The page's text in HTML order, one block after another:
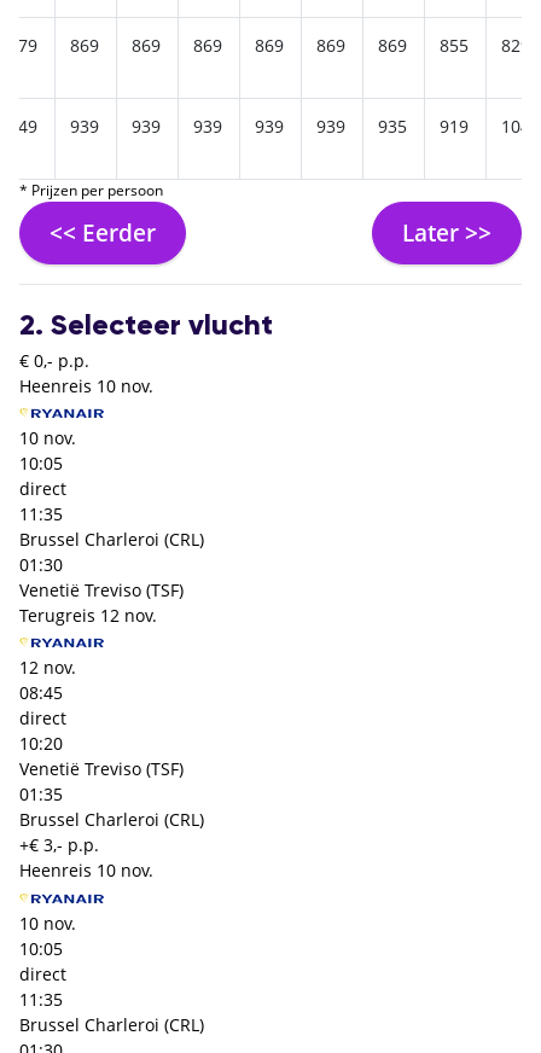
879 869 869 869 869 869 869 855 829
949 939 939 939 939 939 935 919 1045
* Prijzen per persoon
<< Eerder Later >>
2. Selecteer vlucht
€ 0,- p.p.
Heenreis 10 nov.
10 nov.
10:05
direct
11:35
Brussel Charleroi (CRL)
01:30
Venetië Treviso (TSF)
Terugreis 12 nov.
12 nov.
08:45
direct
10:20
Venetië Treviso (TSF)
01:35
Brussel Charleroi (CRL)
+€ 3,- p.p.
Heenreis 10 nov.
10 nov.
10:05
direct
11:35
Brussel Charleroi (CRL)